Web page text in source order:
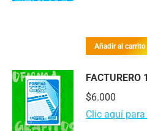
Añadir al carrito
$6.000
Clic aquí